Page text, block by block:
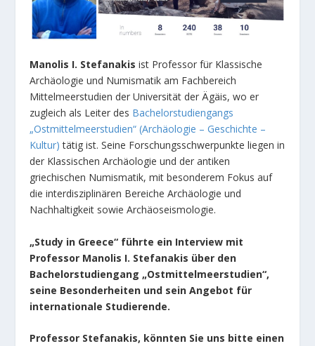
Manolis I. Stefanakis ist Professor für Klassische
Archäologie und Numismatik am Fachbereich
Mittelmeerstudien der Universität der Ägäis, wo er
zugleich als Leiter des Bachelorstudiengangs
„Ostmittelmeerstudien“ (Archäologie – Geschichte –
Kultur)tätig ist. Seine Forschungsschwerpunkte liegen in
der Klassischen Archäologie und der antiken
griechischen Numismatik, mit besonderem Fokus auf
die interdisziplinären Bereiche Archäologie und
Nachhaltigkeit sowie Archäoseismologie.
„Study in Greece“ führte ein Interview mit
Professor Manolis I. Stefanakis über den
Bachelorstudiengang „Ostmittelmeerstudien“,
seine Besonderheiten und sein Angebot für
internationale Studierende.
Professor Stefanakis, könnten Sie uns bitte einen